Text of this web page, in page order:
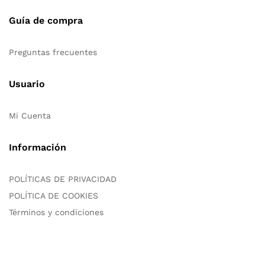
Guía de compra
Preguntas frecuentes
Usuario
Mi Cuenta
Información
POLÍTICAS DE PRIVACIDAD
POLÍTICA DE COOKIES
Términos y condiciones